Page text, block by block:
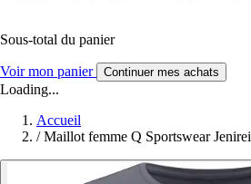
Sous-total du panier
Voir mon panier Continuer mes achats
Loading...
Accueil
/ Maillot femme Q Sportswear Jenirei